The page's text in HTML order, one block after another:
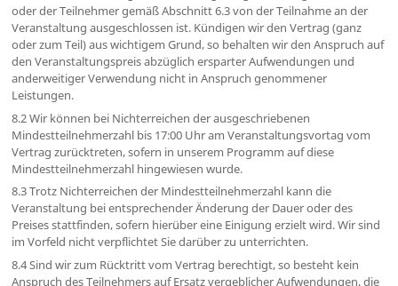
oder der Teilnehmer gemäß Abschnitt 6.3 von der Teilnahme an der
Veranstaltung ausgeschlossen ist. Kündigen wir den Vertrag (ganz
oder zum Teil) aus wichtigem Grund, so behalten wir den Anspruch auf
den Veranstaltungspreis abzüglich ersparter Aufwendungen und
anderweitiger Verwendung nicht in Anspruch genommener
Leistungen.
8.2 Wir können bei Nichterreichen der ausgeschriebenen
Mindestteilnehmerzahl bis 17:00 Uhr am Veranstaltungsvortag vom
Vertrag zurücktreten, sofern in unserem Programm auf diese
Mindestteilnehmerzahl hingewiesen wurde.
8.3 Trotz Nichterreichen der Mindestteilnehmerzahl kann die
Veranstaltung bei entsprechender Änderung der Dauer oder des
Preises stattfinden, sofern hierüber eine Einigung erzielt wird. Wir sind
im Vorfeld nicht verpflichtet Sie darüber zu unterrichten.
8.4 Sind wir zum Rücktritt vom Vertrag berechtigt, so besteht kein
Anspruch des Teilnehmers auf Ersatz vergeblicher Aufwendungen, die